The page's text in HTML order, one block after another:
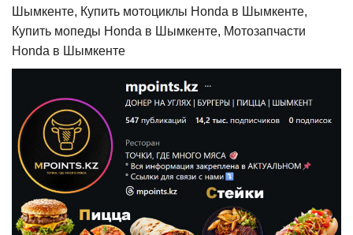
Шымкенте, Купить мотоциклы Honda в Шымкенте,
Купить мопеды Honda в Шымкенте, Мотозапчасти
Honda в Шымкенте